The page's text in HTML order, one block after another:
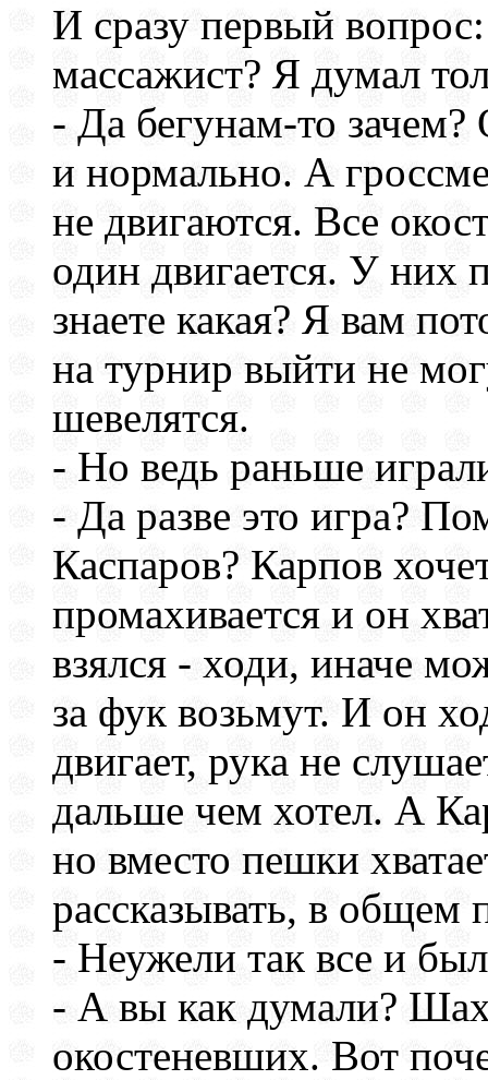
И сразу первый
массажист? Я думал
- Да бегунам-то зачем?
и нормально. А
не двигаются. Все
один двигается. У них
знаете какая? Я вам
на турнир выйти не
шевелятся.
- Но ведь раньше
- Да разве это игра?
Каспаров? Карпов
промахивается и он
взялся - ходи, иначе
за фук возьмут. И он
двигает, рука не
дальше чем хотел. А
но вместо пешки
рассказывать, в общем
- Неужели так все и
- А вы как думали?
окостеневших. Вот